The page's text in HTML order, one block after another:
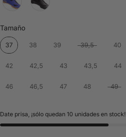
TamañoTamaño
37 38 39 39,5 40
42 42,5 43 43,5 44
46 46,5 47 48 49
Date prisa, ¡sólo quedan 10 unidades en stock!